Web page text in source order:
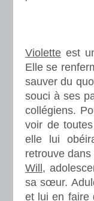
Violette est
Elle se
sauver du
souci à ses
collégiens.
voir de
elle lui
retrouve
Will ,
sa sœur.
et lui en faire